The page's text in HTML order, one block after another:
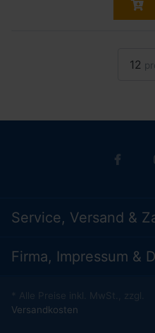
12
Service, Versand &
Firma, Impressum &
* Alle Preise inkl. MwSt., zzgl.
Versandkosten